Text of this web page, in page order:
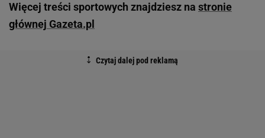
Więcej treści sportowych znajdziesz na stronie
głównej Gazeta.pl